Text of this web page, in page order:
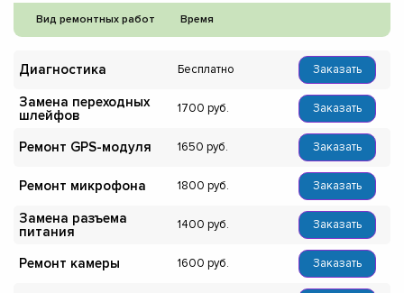
Вид ремонтных работ Время
Диагностика Бесплатно Заказать
Замена переходных
шлейфов
1700 Заказать
Ремонт GPS-модуля 1650 Заказать
Ремонт микрофона 1800 Заказать
Замена разъема
питания
1400 Заказать
Ремонт камеры 1600 Заказать